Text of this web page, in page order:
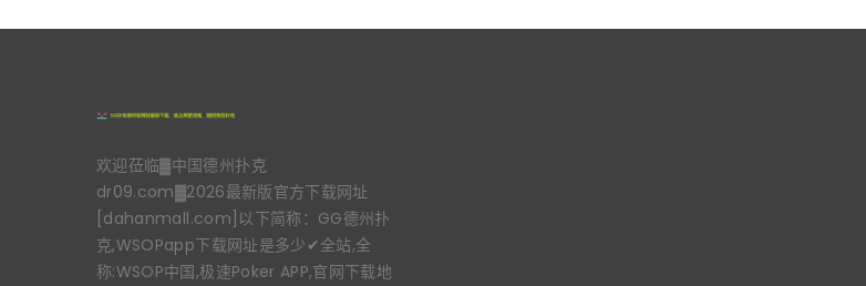
欢迎莅临▓中国德州扑克
dr09.com▓2026最新版官方下载网址
[dahanmall.com]以下简称：GG德州扑
克,WSOPapp下载网址是多少✔全站,全
称:WSOP中国,极速Poker APP,官网下载地